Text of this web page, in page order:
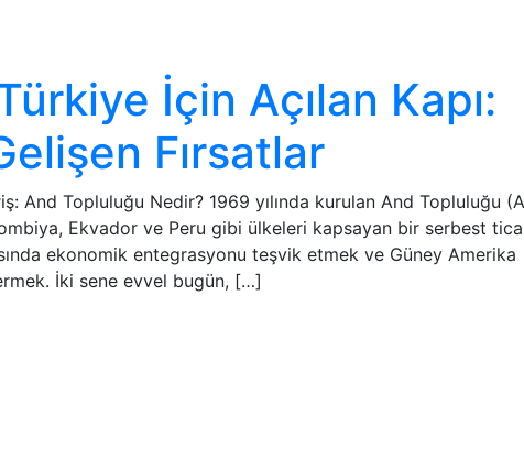
İçin Açılan Kapı:
Fırsatlar
And Topluluğu Nedir? 1969 yılında kurulan And Topluluğu
Ekvador ve Peru gibi ülkeleri kapsayan bir serbest
ekonomik entegrasyonu teşvik etmek ve Güney Amerika
İki sene evvel bugün, […]